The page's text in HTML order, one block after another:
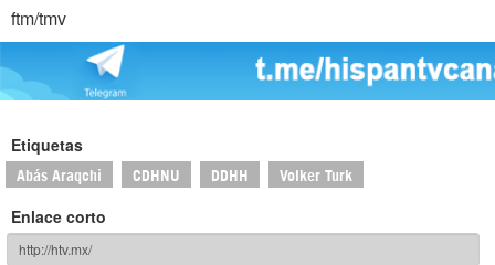
ftm/tmv
Etiquetas
Abás Araqchi CDHNU DDHH Volker Turk
Enlace corto